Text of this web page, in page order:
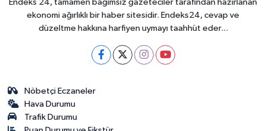
Endeks 24, tamamen bağımsız gazeteciler tarafından hazırlanan
ekonomi ağırlıklı bir haber sitesidir. Endeks24, cevap ve
düzeltme hakkına harfiyen uymayı taahhüt eder...
Nöbetçi Eczaneler
Hava Durumu
Trafik Durumu